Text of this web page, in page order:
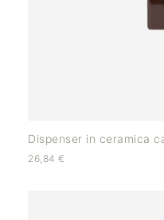
Dispenser in ceramica
26,84 €